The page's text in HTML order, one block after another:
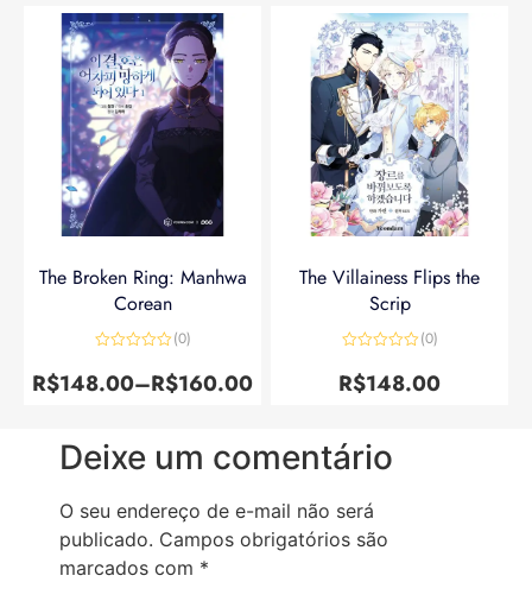
The Broken Ring: Manhwa
Corean
0
de
(0)
R$148.00–R$160.00
The Villainess Flips the
Scrip
0
de
(0)
R$148.00
Deixe um comentário
O seu endereço de e-mail não será
publicado. Campos obrigatórios são
marcados com *